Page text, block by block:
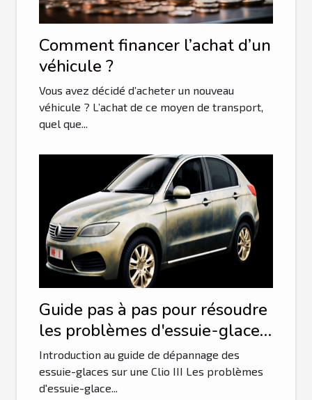
Comment financer l’achat d’un
véhicule ?
Vous avez décidé d’acheter un nouveau
véhicule ? L’achat de ce moyen de transport,
quel que...
Guide pas à pas pour résoudre
les problèmes d'essuie-glace
sur une Clio III
Introduction au guide de dépannage des
essuie-glaces sur une Clio III Les problèmes
d'essuie-glace...